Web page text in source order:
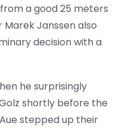
a good 25 meters
Janssen also
decision with a
he surprisingly
shortly before the
stepped up their